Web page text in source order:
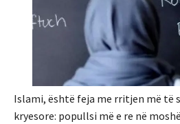
Islami, është feja me rritjen më të
kryesore: popullsi më e re në